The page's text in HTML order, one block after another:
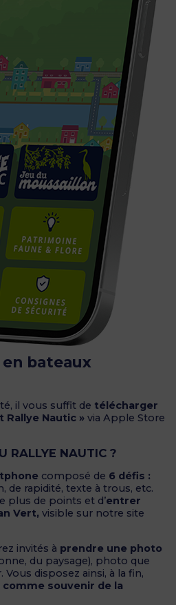
bateaux
il vous suffit de télécharger
Rallye Nautic » via Apple Store
RALLYE NAUTIC ?
composé de 6 défis :
de rapidité, texte à trous, etc.
plus de points et d’entrer
Vert, visible sur notre site
invités à prendre une photo
du paysage), photo que
disposez ainsi, à la fin,
souvenir de la